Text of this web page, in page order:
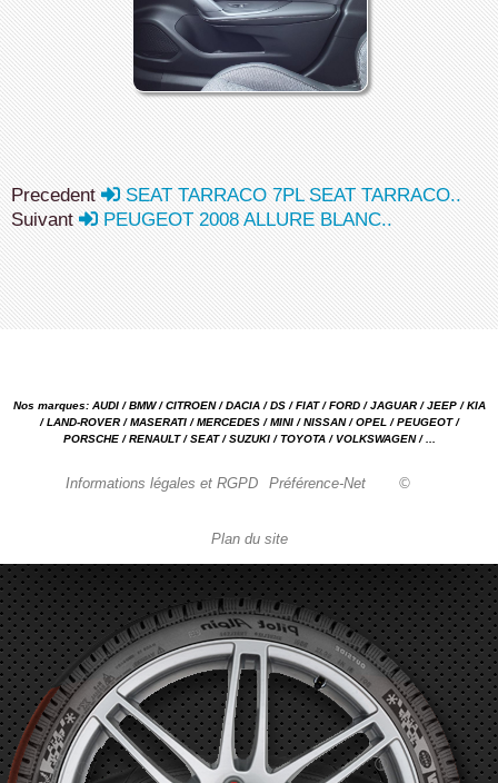
Precedent
SEAT TARRACO 7PL SEAT TARRACO..
Suivant
PEUGEOT 2008 ALLURE BLANC..
Nos marques: AUDI / BMW / CITROEN / DACIA / DS / FIAT / FORD / JAGUAR / JEEP / KIA
/ LAND-ROVER / MASERATI / MERCEDES / MINI / NISSAN / OPEL / PEUGEOT /
PORSCHE / RENAULT / SEAT / SUZUKI / TOYOTA / VOLKSWAGEN / ...
Informations légales et RGPD Préférence-Net ©
Plan du site
Garage automobile Reparation, entretien, carrosserie, concessionnaire Loire 42